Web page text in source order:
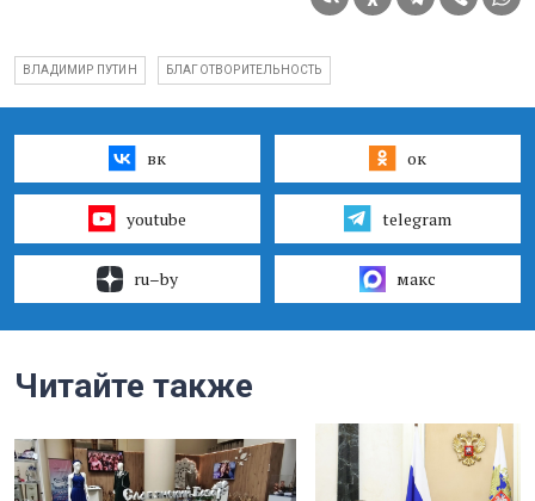
ВЛАДИМИР ПУТИН БЛАГОТВОРИТЕЛЬНОСТЬ
вк ок
youtube telegram
ru–by макс
Читайте также